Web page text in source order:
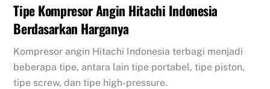
Tipe Kompresor Angin Hitachi Indonesia
Berdasarkan Harganya
Kompresor angin Hitachi Indonesia terbagi menjadi
beberapa tipe, antara lain tipe portabel, tipe piston,
tipe screw, dan tipe high-pressure.